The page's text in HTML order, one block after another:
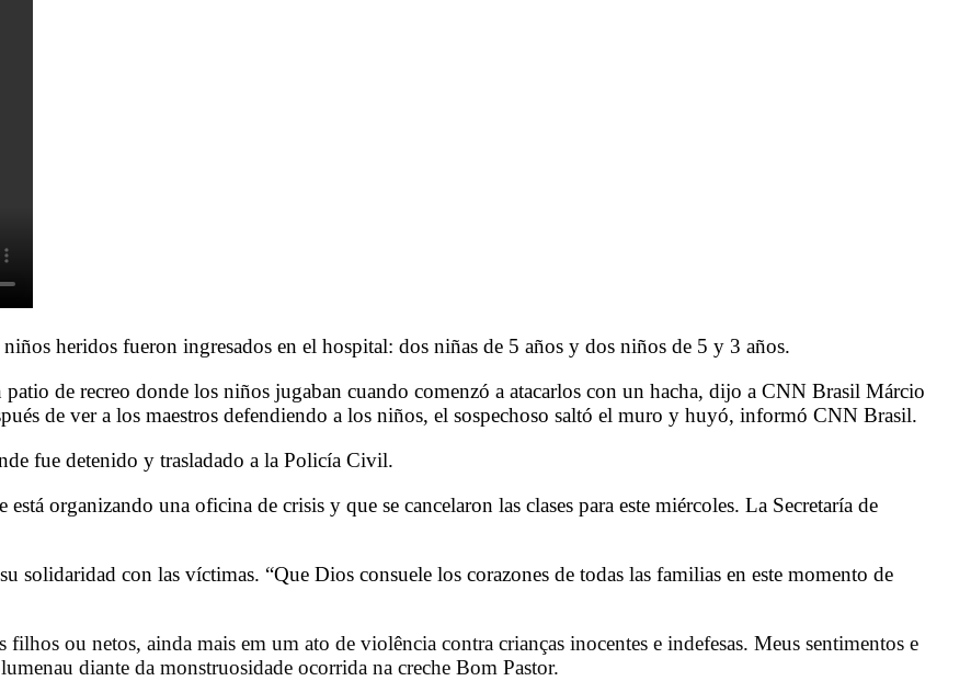
heridos fueron ingresados en el hospital: dos niñas de 5 años y dos niños de 5 y 3 años.
de recreo donde los niños jugaban cuando comenzó a atacarlos con un hacha, dijo a CNN Brasil Márcio
de ver a los maestros defendiendo a los niños, el sospechoso saltó el muro y huyó, informó CNN Brasil.
fue detenido y trasladado a la Policía Civil.
organizando una oficina de crisis y que se cancelaron las clases para este miércoles. La Secretaría de
solidaridad con las víctimas. “Que Dios consuele los corazones de todas las familias en este momento de
ou netos, ainda mais em um ato de violência contra crianças inocentes e indefesas. Meus sentimentos e
diante da monstruosidade ocorrida na creche Bom Pastor.